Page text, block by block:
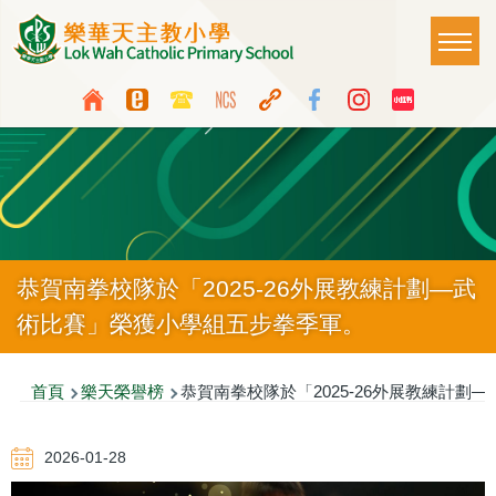
移至主內容
Top
Media
Icon
Button
Language
switcher
Main
恭賀南拳校隊於「2025-26外展教練計劃—武
術比賽」榮獲小學組五步拳季軍。
導
連
首頁 樂天榮譽榜 恭賀南拳校隊於「2025-26外展教練計劃—
2026-01-28